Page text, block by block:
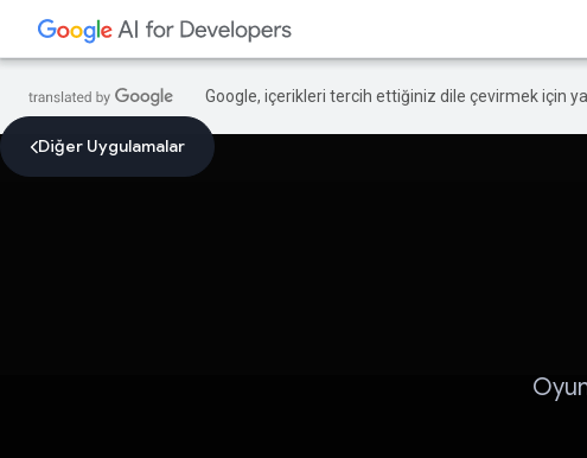
Google, içerikleri tercih ettiğiniz dile çevirmek için
Diğer Uygulamalar